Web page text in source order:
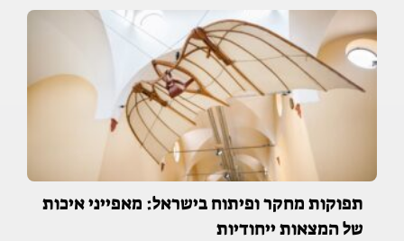
תפוקות מחקר ופיתוח בישראל: מאפייני איכות
של המצאות ייחודיות